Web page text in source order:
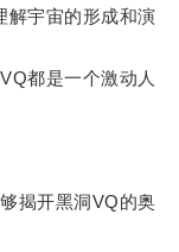
宇宙的形成和演
都是一个激动人
揭开黑洞VQ的奥